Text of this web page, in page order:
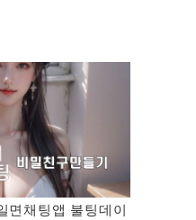
채팅앱 불팅데이